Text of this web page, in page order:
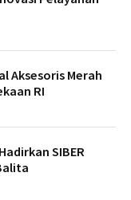
Aksesoris Merah
RI
SIBER